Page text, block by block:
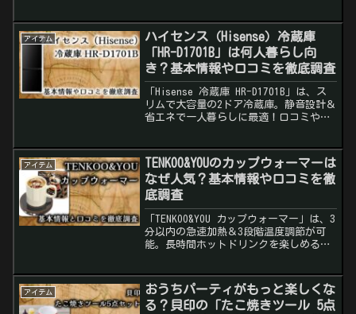
アイテム
ハイセンス（Hisense）冷蔵庫
「HR-D1701B」は何人暮らし向
き？基本情報や口コミを徹底調査
「Hisense 冷蔵庫 HR-D1701B」は、ス
リムで大容量の2ドア冷蔵庫。静音設計＆
省エネで一人暮らしに最適！口コミやメ
アイテム
TENKOO&YOUのカップウォーマーは
なぜ人気？基本情報や口コミを徹
底調査
「TENKOO&YOU カップウォーマー」は、3
分以内の急速加熱＆3段階温度調節が可
能。長時間ホットドリンクを楽しめるお
アイテム
おうちパーティがもっと楽しくな
る？貝印の「たこ焼きツール 5点